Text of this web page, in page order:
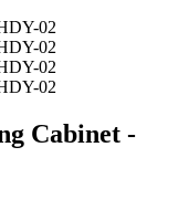
Cabinet -